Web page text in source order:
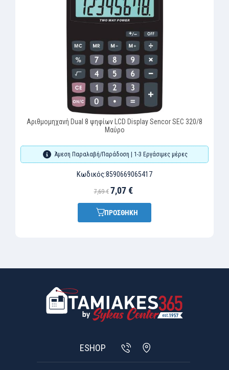
Αριθμομηχανή Dual 8 ψηφίων LCD Display Sencor SEC 320/8
Μαύρο
Άμεση Παραλαβή/Παράδοση | 1-3 Εργάσιμες μέρες
Κωδικός:8590669065417
7,69 € 7,07 €
ΠΡΟΣΘΗΚΗ
ESHOP